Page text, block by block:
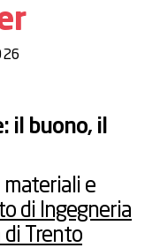
il buono, il
materiali e
di Ingegneria
Trento